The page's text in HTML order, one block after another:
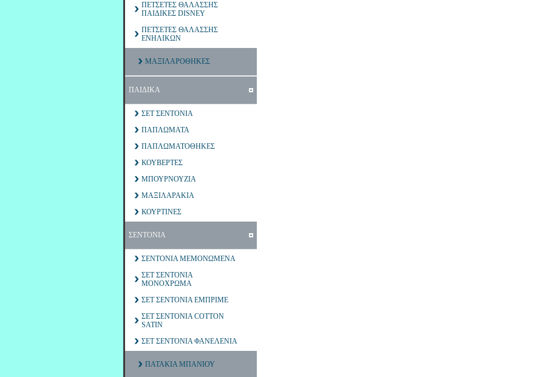
ΠΕΤΣΕΤΕΣ ΘΑΛΑΣΣΗΣ
ΠΑΙΔΙΚΕΣ DISNEY
ΠΕΤΣΕΤΕΣ ΘΑΛΑΣΣΗΣ
ΕΝΗΛΙΚΩΝ
ΜΑΞΙΛΑΡΟΘΗΚΕΣ
ΠΑΙΔΙΚΑ
ΣΕΤ ΣΕΝΤΟΝΙΑ
ΠΑΠΛΩΜΑΤΑ
ΠΑΠΛΩΜΑΤΟΘΗΚΕΣ
ΚΟΥΒΕΡΤΕΣ
ΜΠΟΥΡΝΟΥΖΙΑ
ΜΑΞΙΛΑΡΑΚΙΑ
ΚΟΥΡΤΙΝΕΣ
ΣΕΝΤΟΝΙΑ
ΣΕΝΤΟΝΙΑ ΜΕΜΟΝΩΜΕΝΑ
ΣΕΤ ΣΕΝΤΟΝΙΑ
ΜΟΝΟΧΡΩΜΑ
ΣΕΤ ΣΕΝΤΟΝΙΑ ΕΜΠΡΙΜΕ
ΣΕΤ ΣΕΝΤΟΝΙΑ COTTON
SATIN
ΣΕΤ ΣΕΝΤΟΝΙΑ ΦΑΝΕΛΕΝΙΑ
ΠΑΤΑΚΙΑ ΜΠΑΝΙΟΥ